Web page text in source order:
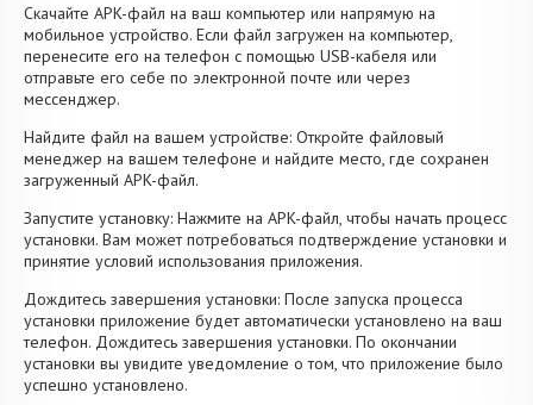
Скачайте APK-файл на ваш компьютер или напрямую на
мобильное устройство. Если файл загружен на компьютер,
перенесите его на телефон с помощью USB-кабеля или
отправьте его себе по электронной почте или через
мессенджер.
Найдите файл на вашем устройстве: Откройте файловый
менеджер на вашем телефоне и найдите место, где сохранен
загруженный APK-файл.
Запустите установку: Нажмите на APK-файл, чтобы начать процесс
установки. Вам может потребоваться подтверждение установки и
принятие условий использования приложения.
Дождитесь завершения установки: После запуска процесса
установки приложение будет автоматически установлено на ваш
телефон. Дождитесь завершения установки. По окончании
установки вы увидите уведомление о том, что приложение было
успешно установлено.